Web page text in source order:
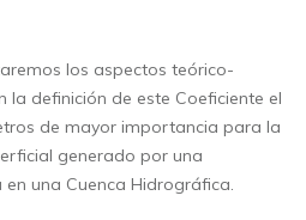
los aspectos teórico-
la definición de este Coeficiente el
de mayor importancia para la
generado por una
una Cuenca Hidrográfica.